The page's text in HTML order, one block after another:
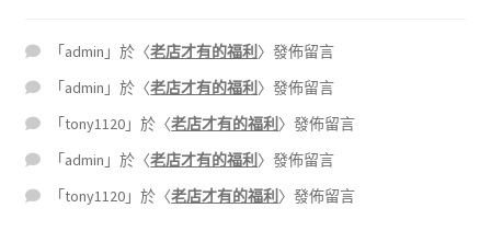
「admin 」於〈老店才有的福利 〉發佈留言
「admin 」於〈老店才有的福利 〉發佈留言
「tony1120 」於〈老店才有的福利 〉發佈留言
「admin 」於〈老店才有的福利 〉發佈留言
「tony1120 」於〈老店才有的福利 〉發佈留言